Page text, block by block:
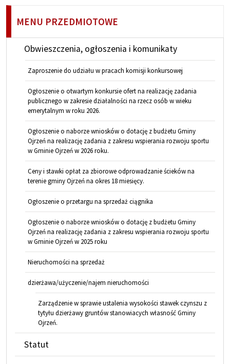
MENU PRZEDMIOTOWE
Obwieszczenia, ogłoszenia i komunikaty
Zaproszenie do udziału w pracach komisji konkursowej
Ogłoszenie o otwartym konkursie ofert na realizację zadania
publicznego w zakresie działalności na rzecz osób w wieku
emerytalnym w roku 2026.
Ogłoszenie o naborze wniosków o dotację z budżetu Gminy
Ojrzeń na realizację zadania z zakresu wspierania rozwoju sportu
w Gminie Ojrzeń w 2026 roku.
Ceny i stawki opłat za zbiorowe odprowadzanie ścieków na
terenie gminy Ojrzeń na okres 18 miesięcy.
Ogłoszenie o przetargu na sprzedaż ciągnika
Ogłoszenie o naborze wniosków o dotację z budżetu Gminy
Ojrzeń na realizację zadania z zakresu wspierania rozwoju sportu
w Gminie Ojrzeń w 2025 roku
Nieruchomości na sprzedaż
dzierżawa/użyczenie/najem nieruchomości
Zarządzenie w sprawie ustalenia wysokości stawek czynszu z
tytyłu dzierżawy gruntów stanowiacych własność Gminy
Ojrzeń.
Statut